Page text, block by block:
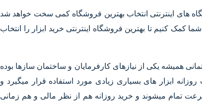
های اینترنتی انتخاب بهترین فروشگاه کمی سخت خواهد شد
کمک کنیم تا بهترین فروشگاه اینترنتی خرید ابزار را انتخاب
همیشه یکی از نیازهای کارفرمایان و ساختمان سازها بوده
ابزار های بسیاری زیادی مورد استفاده قرار میگیرد و
تمام میشوند و خرید روزانه هم از نظر مالی و هم زمانی